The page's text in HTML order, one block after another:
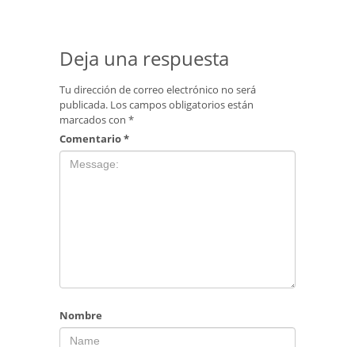
Deja una respuesta
Tu dirección de correo electrónico no será
publicada. Los campos obligatorios están
marcados con *
Comentario*
Nombre